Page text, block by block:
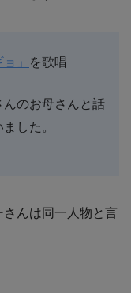
」 を歌唱
んのお母さんと話
した。
んは同一人物と言